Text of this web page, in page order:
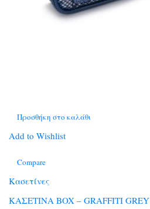
Προσθήκη στο καλάθι
Add to Wishlist
Compare
Κασετίνες
ΚΑΣΕΤΙΝΑ BOX – GRAFFITI GREY